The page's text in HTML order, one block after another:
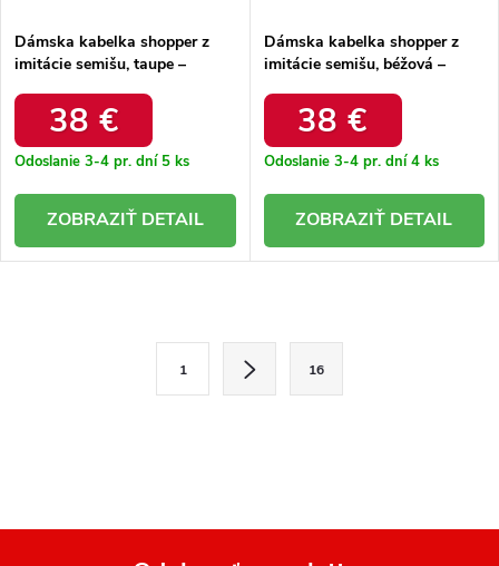
Dámska kabelka shopper z
imitácie semišu, taupe –
/ F7570 TAUPE
38 €
Odoslanie 3-4 pr. dní 5 ks
DETAIL
Dámska kabelka shopper z
imitácie semišu, béžová –
/ F7570 BEIGE
38 €
Odoslanie 3-4 pr. dní4 ks
DETAIL
i
a
1 16